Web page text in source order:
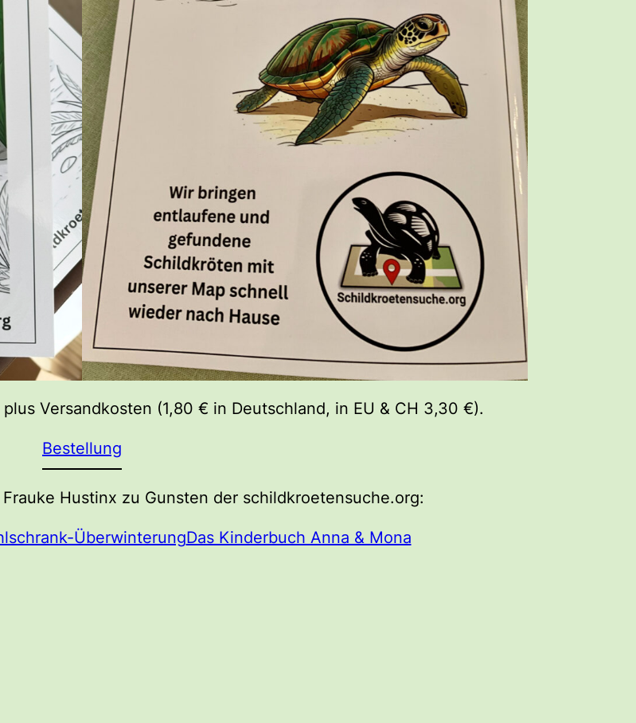
Versandkosten (1,80 € in Deutschland, in EU & CH 3,30 €).
Bestellung
Hustinx zu Gunsten der schildkroetensuche.org:
ÜberwinterungDas Kinderbuch Anna & Mona